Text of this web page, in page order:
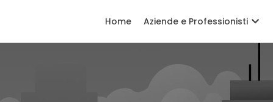
Home Aziende e Professionisti